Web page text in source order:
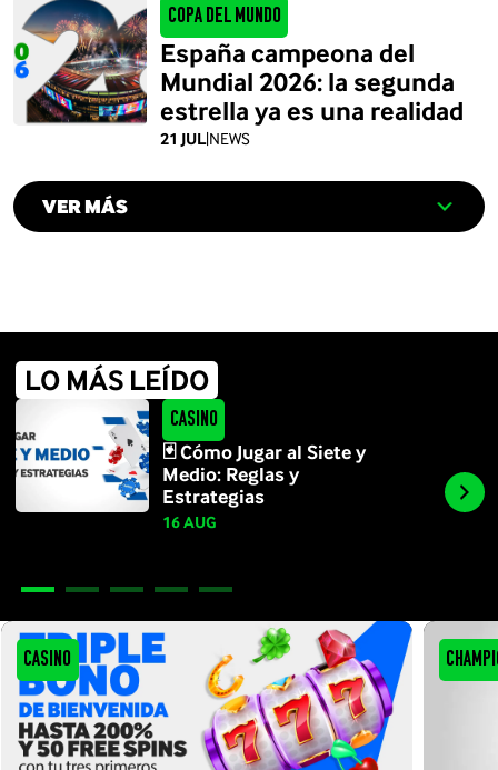
Copa del Mundo
21 JUL|NEWS
España campeona del
Mundial 2026: la segunda
estrella ya es una realidad
VER MÁS
LO MÁS LEÍDO
Casino
🃏 Cómo Jugar al Siete y
Medio: Reglas y
Estrategias
16 AUG
Casino